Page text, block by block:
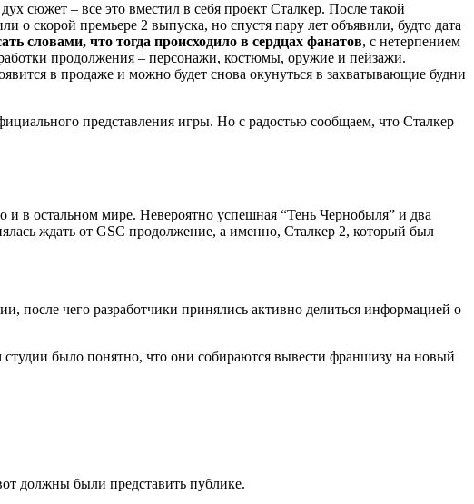
сюжет – все это вместил в себя проект Сталкер. После такой
о скорой премьере 2 выпуска, но спустя пару лет объявили, будто дата
словами, что тогда происходило в сердцах фанатов, с нетерпением
продолжения – персонажи, костюмы, оружие и пейзажи.
в продаже и можно будет снова окунуться в захватывающие будни
представления игры. Но с радостью сообщаем, что Сталкер
в остальном мире. Невероятно успешная “Тень Чернобыля” и два
ждать от GSC продолжение, а именно, Сталкер 2, который был
после чего разработчики принялись активно делиться информацией о
было понятно, что они собираются вывести франшизу на новый
должны были представить публике.